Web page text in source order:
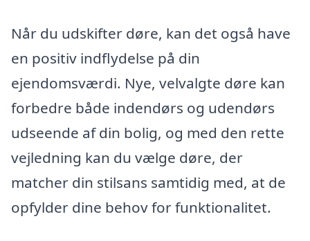
Når du udskifter døre, kan det også have
en positiv indflydelse på din
ejendomsværdi. Nye, velvalgte døre kan
forbedre både indendørs og udendørs
udseende af din bolig, og med den rette
vejledning kan du vælge døre, der
matcher din stilsans samtidig med, at de
opfylder dine behov for funktionalitet.